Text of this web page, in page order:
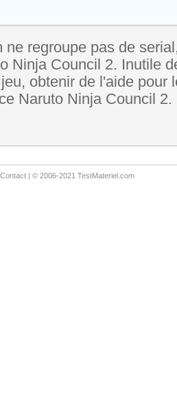
ne regroupe pas de
Ninja Council 2. Inutile
obtenir de l'aide pour
Naruto Ninja Council 2.
Contact | © 2006-2021 TestMateriel.com